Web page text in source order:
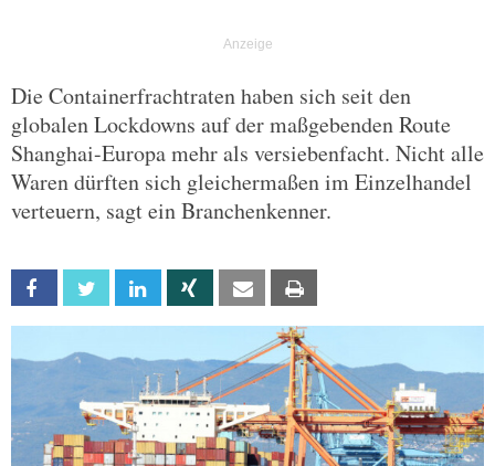
Die Containerfrachtraten haben sich seit den
globalen Lockdowns auf der maßgebenden Route
Shanghai-Europa mehr als versiebenfacht. Nicht alle
Waren dürften sich gleichermaßen im Einzelhandel
verteuern, sagt ein Branchenkenner.
Facebook Twitter Linkedin Xing Email